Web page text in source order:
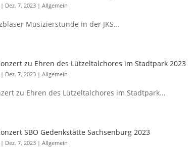
| Dez. 7, 2023 |Allgemein
Musizierstunde in der JKS...
zu Ehren des Lützeltalchores im Stadtpark 2023
| Dez. 7, 2023 |Allgemein
zu Ehren des Lützeltalchores im Stadtpark...
SBO Gedenkstätte Sachsenburg 2023
| Dez. 7, 2023 |Allgemein